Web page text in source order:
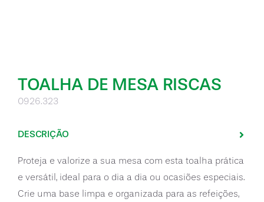
TOALHA DE MESA RISCAS
0926.323
DESCRIÇÃO
Proteja e valorize a sua mesa com esta toalha prática
e versátil, ideal para o dia a dia ou ocasiões especiais.
Crie uma base limpa e organizada para as refeições,